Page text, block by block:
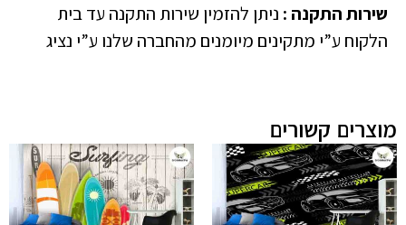
שירות התקנה : ניתן להזמין שירות התקנה עד בית
הלקוח ע”י מתקינים מיומנים מהחברה שלנו ע”י נציג
מוצרים קשורים